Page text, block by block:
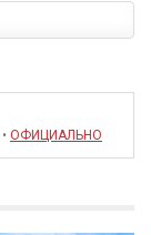
• ОФИЦИАЛЬНО